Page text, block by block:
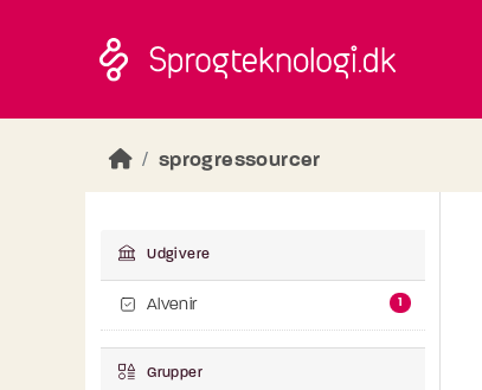
sprogressourcer
Udgivere
Alvenir 1
Grupper